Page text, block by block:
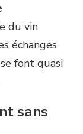
du vin
échanges
font quasi
sans